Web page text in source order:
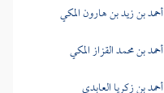
أحمد بن زيد بن هارون المكي
أحمد بن محمد القزاز المكي
أحمد بن زكريا العابدي